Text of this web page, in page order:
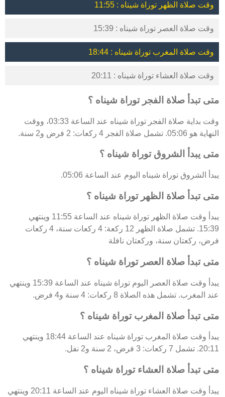
وقت صلاة الظهر توراة شيناه : 11:55
وقت صلاة العصر توراة شيناه : 15:39
وقت صلاة المغرب توراة شيناه : 18:44
وقت صلاة العشاء توراة شيناه : 20:11
متى تبدأ صلاة الفجر توراة شيناه ؟
وقت بداية صلاة الفجر توراة شيناه عند الساعة 03:33، ووقت
النهاية هو 05:06. تشمل صلاة الفجر 4 ركعات: 2 فرض و2 سنة.
متى يبدأ الشروق توراة شيناه ؟
يبدأ الشروق توراة شيناه اليوم عند الساعة 05:06.
متى تبدأ صلاة الظهر توراة شيناه ؟
يبدأ وقت صلاة الظهر توراة شيناه عند الساعة 11:55 وينتهي
15:39. تشمل صلاة الظهر 12 ركعة: 4 ركعات سنة، 4 ركعات
فرض، ركعتان سنة، وركعتان نافلة
متى تبدأ صلاة العصر توراة شيناه ؟
يبدأ وقت صلاة العصر اليوم توراة شيناه عند الساعة 15:39 وينتهي
عند المغرب. تشمل هذه الصلاة 8 ركعات: 4 سنة و4 فرض.
متى تبدأ صلاة المغرب توراة شيناه ؟
يبدأ وقت صلاة المغرب توراة شيناه عند الساعة 18:44 وينتهي
20:11. تشمل 7 ركعات: 3 فرض، 2 سنة و2 نفل.
متى تبدأ صلاة العشاء توراة شيناه ؟
يبدأ وقت صلاة العشاء توراة شيناه اليوم عند الساعة 20:11 وينتهي